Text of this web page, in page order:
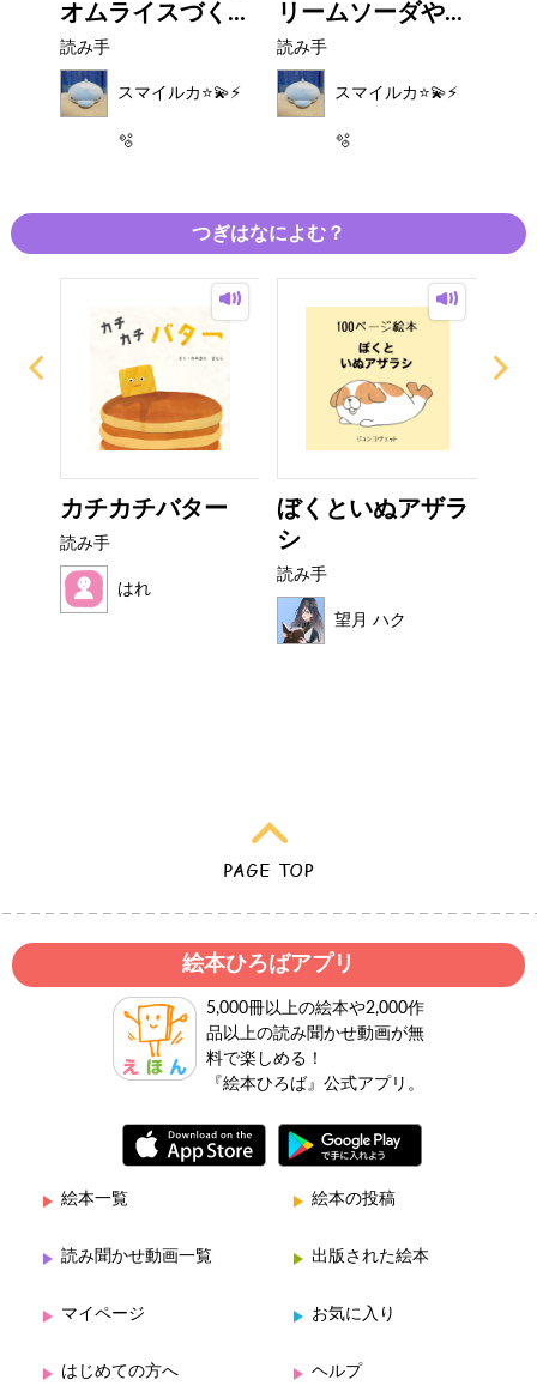
オムライスづく...
読み手
スマイルカ⭐️💫⚡️
🫧
リームソーダや...
読み手
スマイルカ⭐️💫⚡️
🫧
つぎはなによむ？
カチカチバター
読み手
はれ
ぼくといぬアザラ
シ
読み手
望月 ハク
絵本ひろばアプリ
5,000冊以上の絵本や2,000作
品以上の読み聞かせ動画が無
料で楽しめる！
『絵本ひろば』公式アプリ。
絵本一覧 絵本の投稿
読み聞かせ動画一覧 出版された絵本
マイページ お気に入り
はじめての方へ ヘルプ